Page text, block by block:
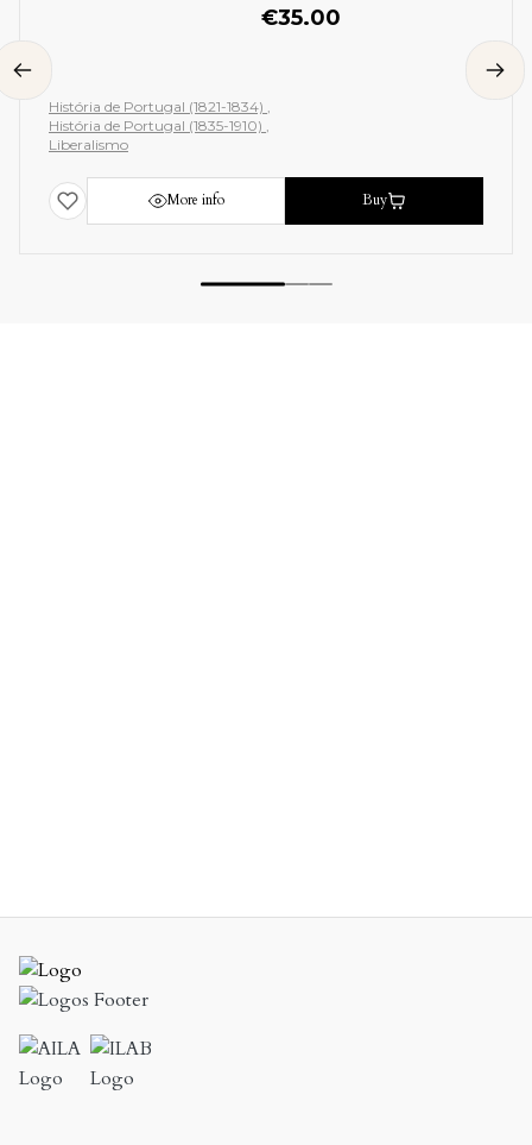
€35.00
História de Portugal (1821-1834)
História de Portugal (1835-1910)
Liberalismo
More info Buy